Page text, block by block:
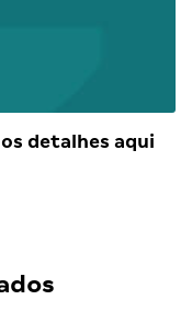
detalhes aqui